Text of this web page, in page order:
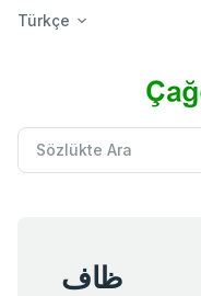
Türkçe
ظاف